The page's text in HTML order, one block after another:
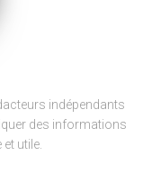
indépendants
des informations
utile.